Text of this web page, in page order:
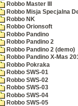
Robbo Master III
Robbo Misja Specjalna
Robbo NK
Robbo Orionsoft
Robbo Pandino
Robbo Pandino 2
Robbo Pandino 2 (demo)
Robbo Pandino X-Mas
Robbo Pokraka
Robbo SWS-01
Robbo SWS-02
Robbo SWS-03
Robbo SWS-04
Robbo SWS-05